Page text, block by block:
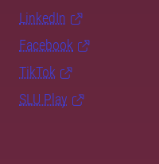
LinkedIn
Facebook
TikTok
SLU Play